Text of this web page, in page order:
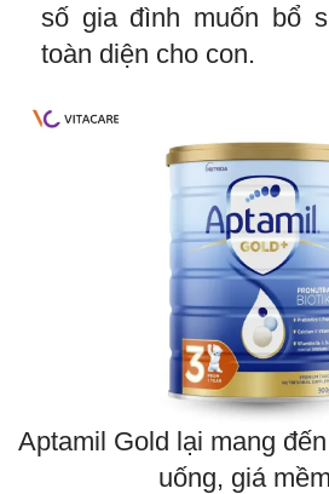
số gia đình muốn bổ
toàn diện cho con.
Aptamil Gold lại mang
uống, giá